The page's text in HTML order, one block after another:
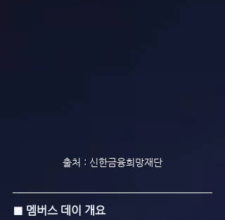
출처 : 신한금융희망재단
■ 멤버스 데이 개요